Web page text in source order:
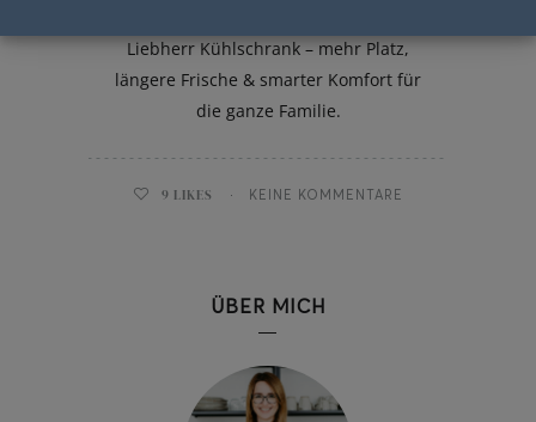
Liebherr Kühlschrank – mehr Platz,
längere Frische & smarter Komfort für
die ganze Familie.
9 LIKES KEINE KOMMENTARE
ÜBER MICH